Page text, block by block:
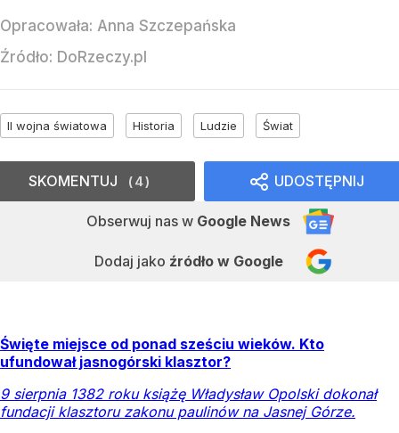
Opracowała: Anna Szczepańska
Źródło: DoRzeczy.pl
II wojna światowa Historia Ludzie Świat
UDOSTĘPNIJ
Obserwuj nas w Google News
Dodaj jako źródło w Google
SKOMENTUJ 4
Święte miejsce od ponad sześciu wieków. Kto
ufundował jasnogórski klasztor?
9 sierpnia 1382 roku książę Władysław Opolski dokonał
fundacji klasztoru zakonu paulinów na Jasnej Górze.